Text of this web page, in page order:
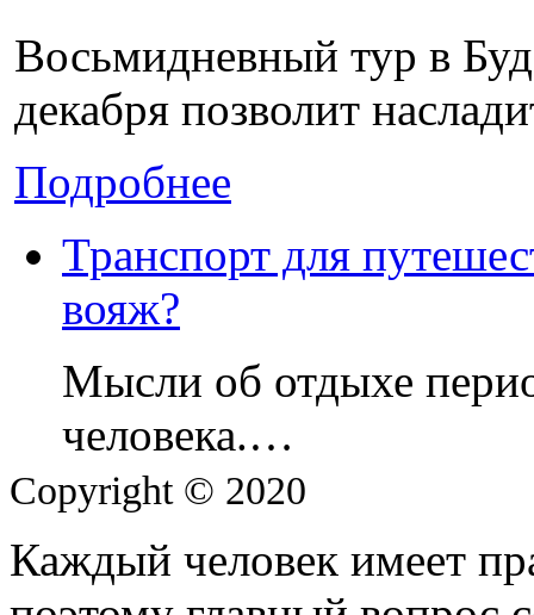
Восьмидневный тур в
декабря позволит
Подробнее
Транспорт для
вояж?
Мысли об отдыхе
человека.…
Copyright © 2020
Каждый человек имеет